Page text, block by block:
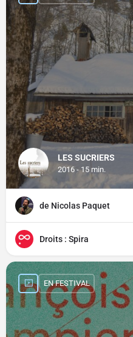
LES SUCRIERS
2016 - 15 min.
de Nicolas Paquet
Droits : Spira
EN FESTIVAL